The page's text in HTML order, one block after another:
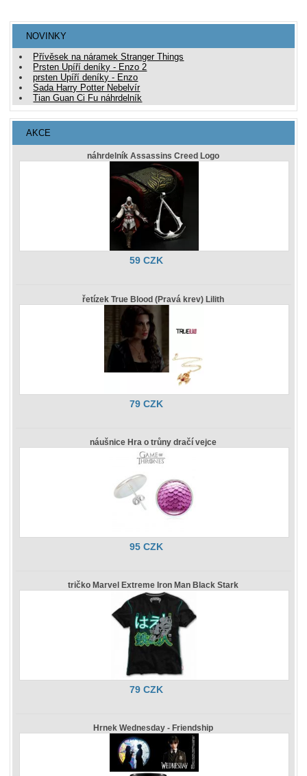
NOVINKY
Přívěsek na náramek Stranger Things
Prsten Upíří deníky - Enzo 2
prsten Upíří deníky - Enzo
Sada Harry Potter Nebelvír
Tian Guan Ci Fu náhrdelník
AKCE
náhrdelník Assassins Creed Logo
59 CZK
řetízek True Blood (Pravá krev) Lilith
79 CZK
náušnice Hra o trůny dračí vejce
95 CZK
tričko Marvel Extreme Iron Man Black Stark
79 CZK
Hrnek Wednesday - Friendship